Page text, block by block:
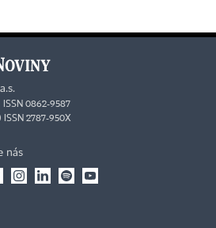
0862-9587
2787-950X
nás